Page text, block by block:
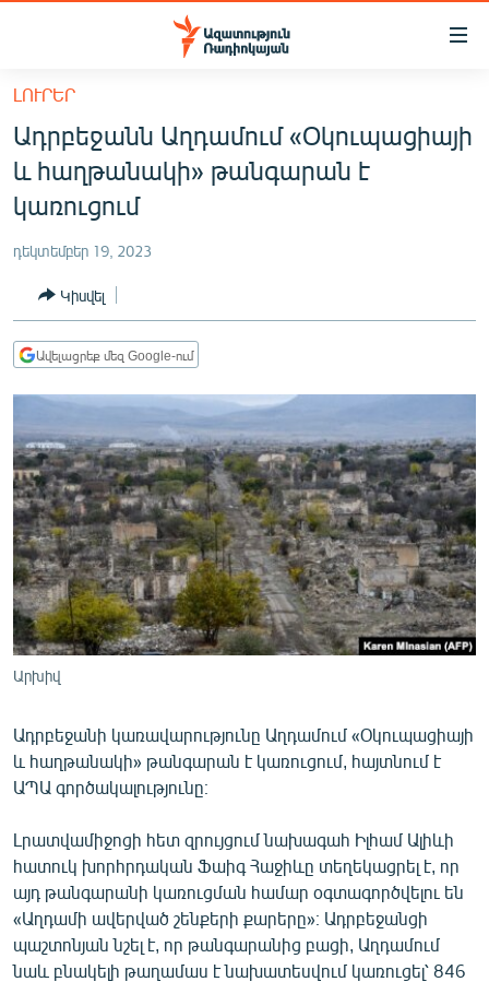
Մատչելիության
հիմնական
բովանդակությանը
Անցնել
հիմնական
մենյուին
ՀԱՅԱՍՏԱՆ
ՔԱՂԱՔԱԿԱՆ
ՀԱՍԱՐԱԿՈՒԹՅՈՒՆ
ՏՆՏԵՍՈՒԹՅՈՒՆ
ՂԱՐԱԲԱՂ
ՊԱՏԵՐԱԶՄԻ 6 ՇԱԲԱԹՆԵՐԸ
ՏԱՐԱԾԱՇՐՋԱՆ
ՄԻՋԱԶԳԱՅԻՆ
ՄՇԱԿՈՒՅԹ
ՍՊՈՐՏ
ՄԵԿՆԱԲԱՆՈՒԹՅՈՒՆ
ԱՐԽԻՎ
ՏԵՍԱՆՅՈՒԹԵՐ
ՁԳՏԵԼՈՎ ԼԱՎԱԳՈՒՅՆԻՆ
ՓՈԴՔԱՍԹ
Հայերեն
ԼՈՒՐԵՐ
Ադրբեջանն Աղդամում «Օկուպացիայի
և հաղթանակի» թանգարան է
կառուցում
դեկտեմբեր 19, 2023
Կիսվել
Ավելացրեք մեզ Google-ում
Արխիվ
Ադրբեջանի կառավարությունը Աղդամում «Օկուպացիայի
և հաղթանակի» թանգարան է կառուցում, հայտնում է
ԱՊԱ գործակալությունը։
Լրատվամիջոցի հետ զրույցում նախագահ Իլհամ Ալիևի
հատուկ խորհրդական Ֆաիգ Հաջիևը տեղեկացրել է, որ
այդ թանգարանի կառուցման համար օգտագործվելու են
«Աղդամի ավերված շենքերի քարերը»։ Ադրբեջանցի
պաշտոնյան նշել է, որ թանգարանից բացի, Աղդամում
նաև բնակելի թաղամաս է նախատեսվում կառուցել՝ 846